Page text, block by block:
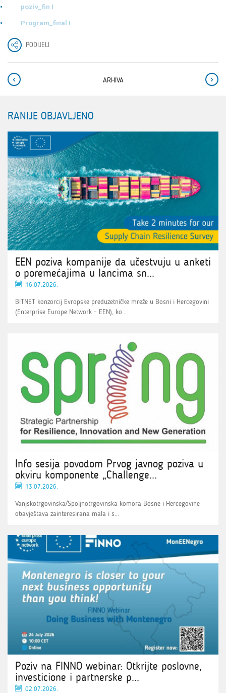
poziv_fin I
Program_final I
PODIJELI
ARHIVA
RANIJE OBJAVLJENO
EEN poziva kompanije da učestvuju u anketi
o poremećajima u lancima sn...
16.07.2026.
BITNET konzorcij Evropske preduzetničke mreže u Bosni i Hercegovini
(Enterprise Europe Network - EEN), ko...
Info sesija povodom Prvog javnog poziva u
okviru komponente „Challenge...
13.07.2026.
Vanjskotrgovinska/Spoljnotrgovinska komora Bosne i Hercegovine
obavještava zainteresirana mala i s...
Poziv na FINNO webinar: Otkrijte poslovne,
investicione i partnerske p...
02.07.2026.